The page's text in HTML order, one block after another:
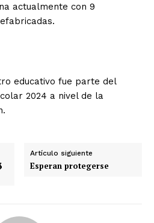
actualmente con 9
educativo fue parte del
2024 a nivel de la
Artículo siguiente
Esperan protegerse